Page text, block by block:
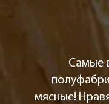
Самые
мясные!